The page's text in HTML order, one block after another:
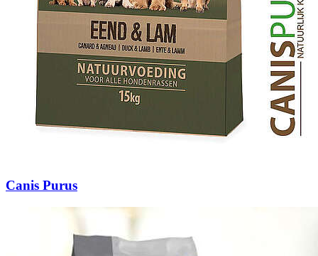
Canis Purus